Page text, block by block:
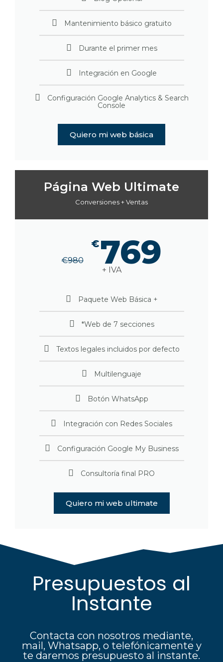
Mantenimiento básico gratuito
Durante el primer mes
Integración en Google
Configuración Google Analytics & Search
Console
Quiero mi web básica
Página Web Ultimate
Conversiones + Ventas
€980
€769
+ IVA
Paquete Web Básica +
*Web de 7 secciones
Textos legales incluidos por defecto
Multilenguaje
Botón WhatsApp
Integración con Redes Sociales
Configuración Google My Business
Consultoría final PRO
Quiero mi web ultimate
Presupuestos al
Instante
Contacta con nosotros mediante,
mail, Whatsapp, o telefónicamente y
te daremos presupuesto al instante.